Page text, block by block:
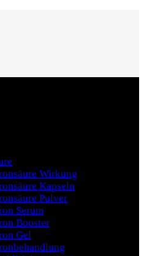
Wirkung
Kapseln
Pulver
Serum
Booster
Gel